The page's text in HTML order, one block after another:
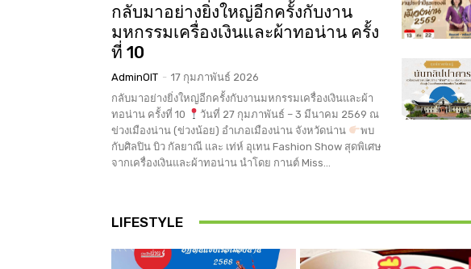
กลับมาอย่างยิ่งใหญ่อีกครั้งกับงาน
มหกรรมเครื่องเงินและผ้าทอน่าน ครั้ง
ที่ 10
AdminOIT - 17 กุมภาพันธ์ 2026
กลับมาอย่างยิ่งใหญ่อีกครั้งกับงานมหกรรมเครื่องเงินและผ้า
ทอน่าน ครั้งที่ 10
วันที่ 27 กุมภาพันธ์ – 3 มีนาคม 2569 ณ
ข่วงเมืองน่าน (ข่วงน้อย) อำเภอเมืองน่าน จังหวัดน่าน
พบ
กับศิลปิน บิว กัลยาณี และ เท่ห์ อุเทน Fashion Show สุดพิเศษ
จากเครื่องเงินและผ้าทอน่าน นำโดย กานต์ Miss...
LIFESTYLE